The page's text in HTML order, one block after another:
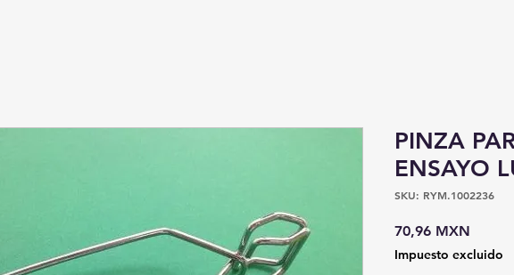
PINZA
ENSAYO
SKU: RYM.1002236
70,96 MXN
Impuesto excluido